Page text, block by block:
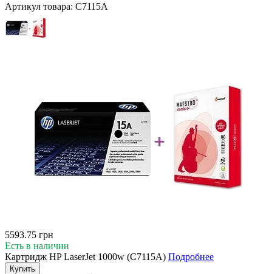
Артикул товара: C7115A
5593.75 грн
Есть в наличии
Картридж HP LaserJet 1000w (C7115A) Подробнее
Купить